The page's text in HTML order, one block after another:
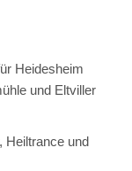
Heidesheim
und Eltviller
Heiltrance und